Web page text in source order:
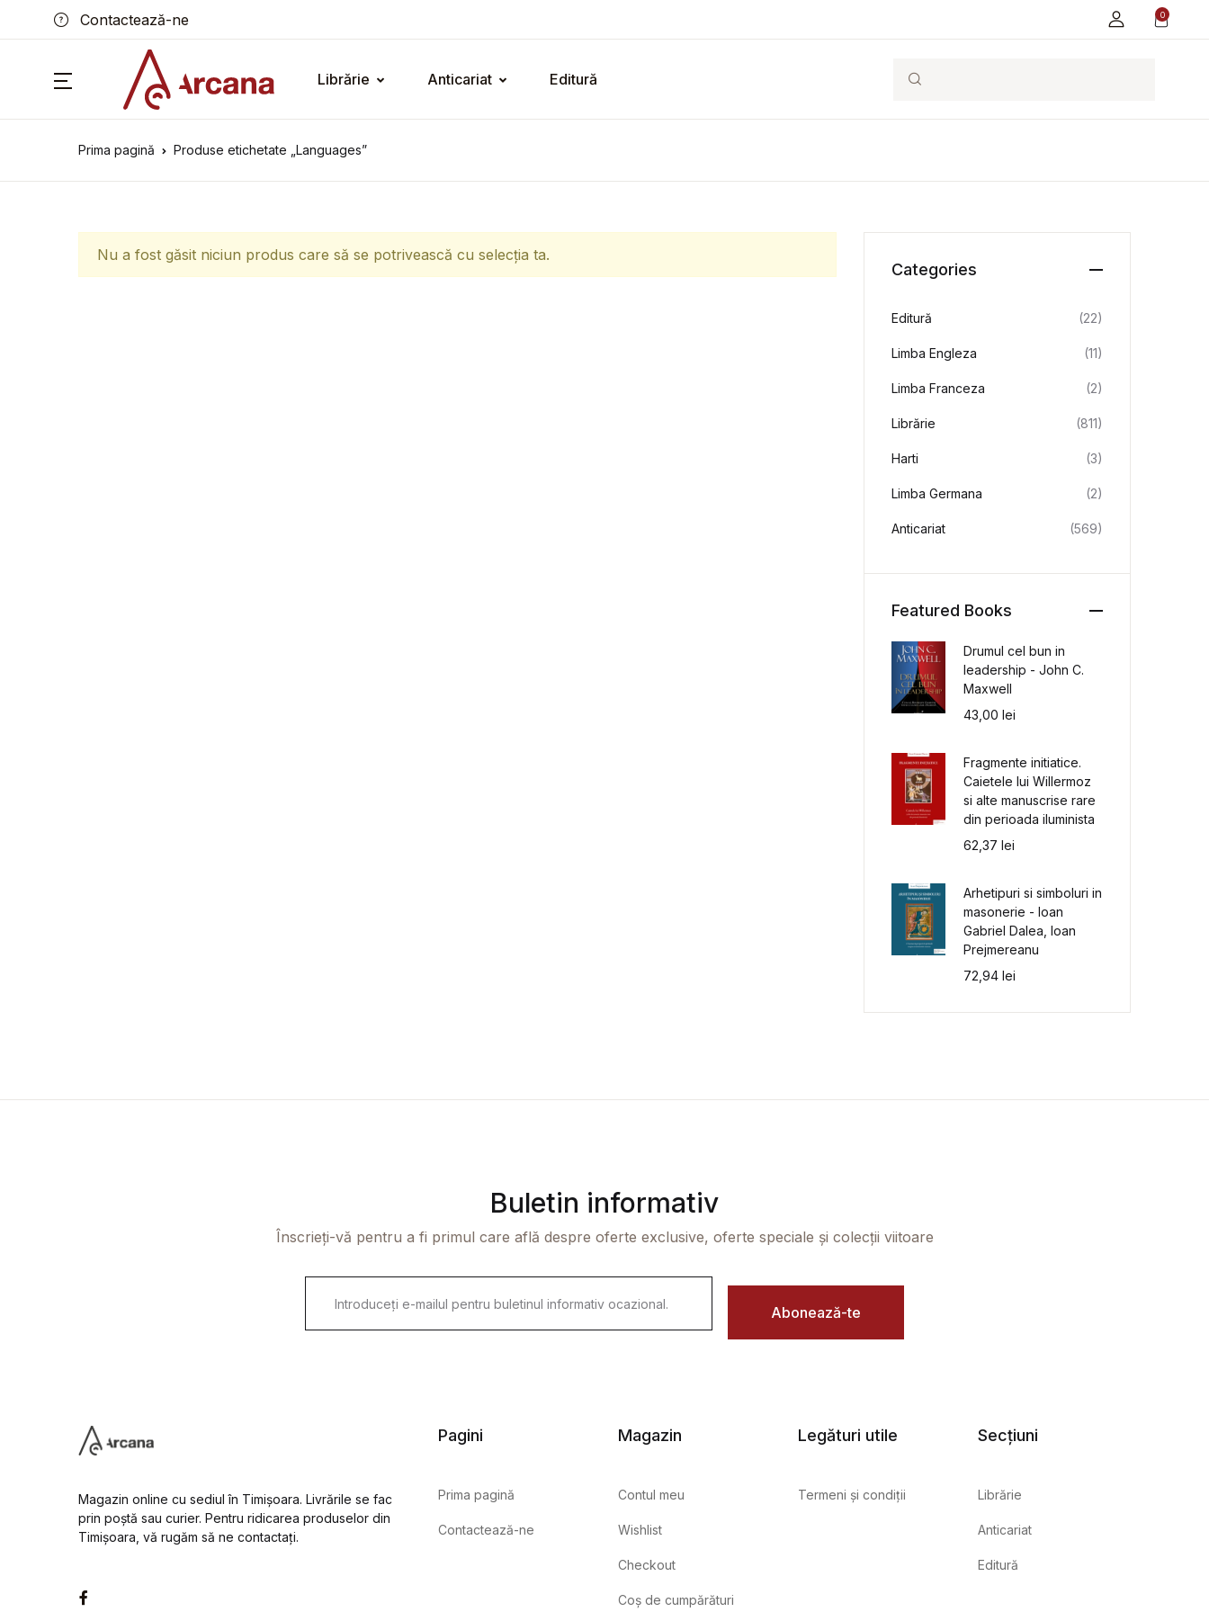
Contactează-ne 0
Librărie Anticariat Editură Search
Prima pagină Produse etichetate „Languages”
Nu a fost găsit niciun produs care să se potrivească cu selecția ta.
Categories
Editură (22)
Limba Engleza (11)
Limba Franceza (2)
Librărie (811)
Harti (3)
Limba Germana (2)
Anticariat (569)
Featured Books
Drumul cel bun in
leadership - John C.
Maxwell
43,00lei
Fragmente initiatice.
Caietele lui Willermoz
si alte manuscrise rare
din perioada iluminista
62,37lei
Arhetipuri si simboluri in
masonerie - Ioan
Gabriel Dalea, Ioan
Prejmereanu
72,94lei
Buletin informativ
Înscrieți-vă pentru a fi primul care află despre oferte exclusive, oferte speciale și colecții viitoare
i
Abonează-te
Magazin online cu sediul în Timișoara. Livrările se fac
prin poștă sau curier. Pentru ridicarea produselor din
Timișoara, vă rugăm să ne contactați.
Pagini
Prima pagină
Contactează-ne
Magazin
Contul meu
Wishlist
Checkout
Coș de cumpărături
Legături utile
Termeni și condiții
Secțiuni
Librărie
Anticariat
Editură